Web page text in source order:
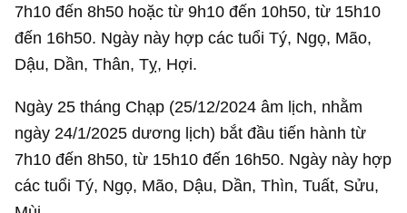
7h10 đến 8h50 hoặc từ 9h10 đến 10h50, từ 15h10
đến 16h50. Ngày này hợp các tuổi Tý, Ngọ, Mão,
Dậu, Dần, Thân, Tỵ, Hợi.
Ngày 25 tháng Chạp (25/12/2024 âm lịch, nhằm
ngày 24/1/2025 dương lịch) bắt đầu tiến hành từ
7h10 đến 8h50, từ 15h10 đến 16h50. Ngày này hợp
các tuổi Tý, Ngọ, Mão, Dậu, Dần, Thìn, Tuất, Sửu,